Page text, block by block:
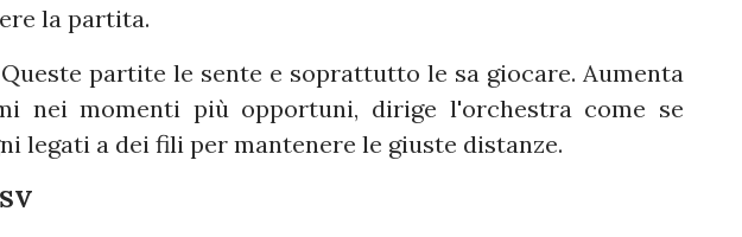
la partita.
partite le sente e soprattutto le sa giocare. Aumenta
nei momenti più opportuni, dirige l'orchestra come se
legati a dei fili per mantenere le giuste distanze.